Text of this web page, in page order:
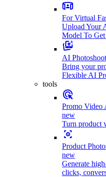
For Virtual
Upload Your
Model To
AI
Bring your
Flexible AI
tools
Promo Video
new
Turn product
Product
new
Generate
clicks,